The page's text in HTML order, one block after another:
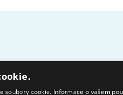
Moravskoslezský kraj poskytuje
cookie. Informace o vašem